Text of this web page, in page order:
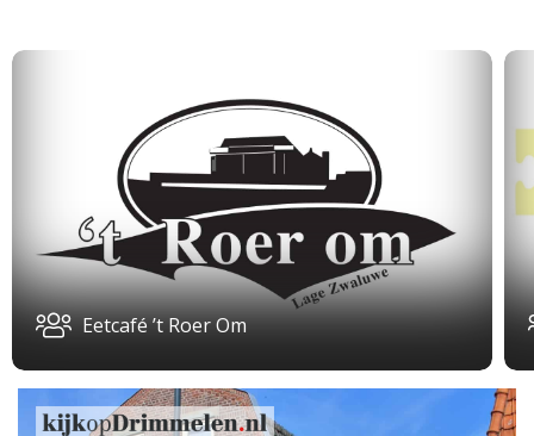
Eetcafé ’t Roer Om